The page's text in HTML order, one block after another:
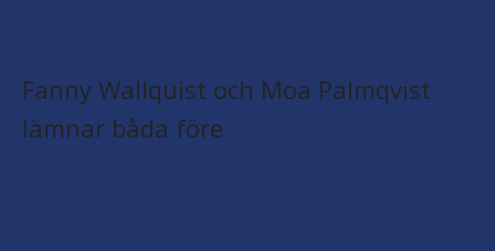
Fanny Wallquist och Moa Palmqvist
lämnar båda före